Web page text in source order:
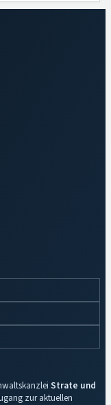
Strate und
zur aktuellen